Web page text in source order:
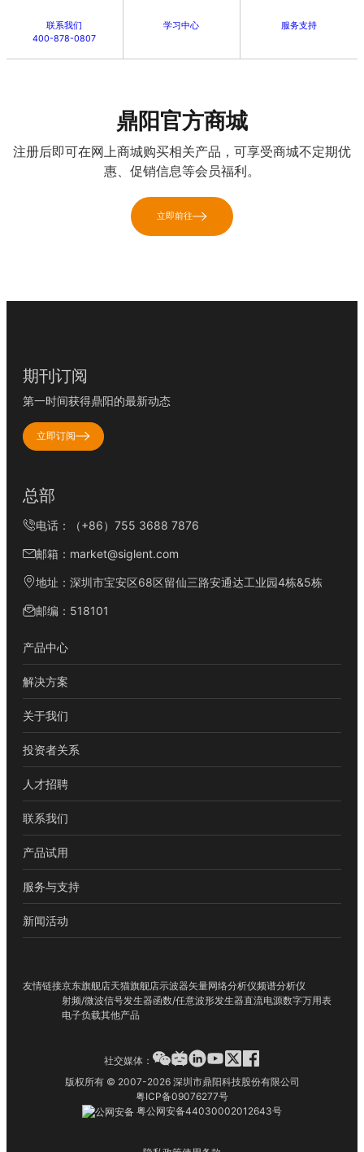
联系我们
400-878-0807
学习中心 服务支持
鼎阳官方商城
注册后即可在网上商城购买相关产品，可享受商城不定期优
惠、促销信息等会员福利。
立即前往
期刊订阅
第一时间获得鼎阳的最新动态
立即订阅
总部
电话：（+86）755 3688 7876
邮箱：market@siglent.com
地址：深圳市宝安区68区留仙三路安通达工业园4栋&5栋
邮编：518101
产品中心
解决方案
关于我们
投资者关系
人才招聘
联系我们
产品试用
服务与支持
新闻活动
友情链接京东旗舰店天猫旗舰店示波器矢量网络分析仪频谱分析仪
射频/微波信号发生器函数/任意波形发生器直流电源数字万用表
电子负载其他产品
版权所有 © 2007-2026 深圳市鼎阳科技股份有限公司
粤ICP备09076277号
粤公网安备44030002012643号
社交媒体：